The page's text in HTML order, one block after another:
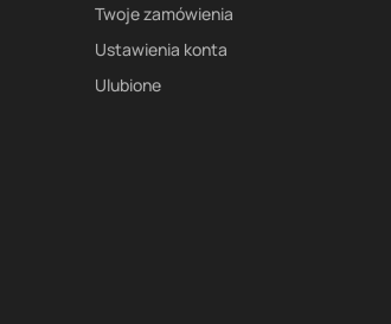
Twoje zamówienia
Ustawienia konta
Ulubione